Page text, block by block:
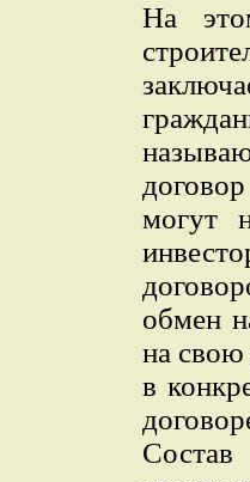
На
могут
обмен
на свою
в